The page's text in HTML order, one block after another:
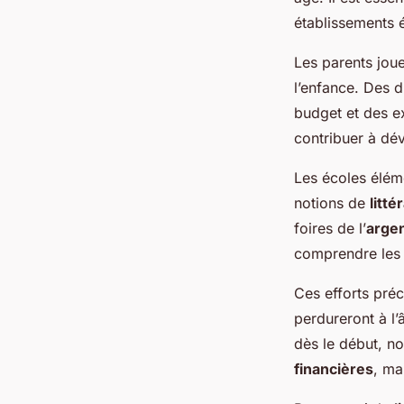
établissements
Les parents
l’enfance. Des
budget et des
contribuer à
Les écoles
notions de
foires de l’
comprendre
Ces efforts
perdureront à
dès le début,
financières,